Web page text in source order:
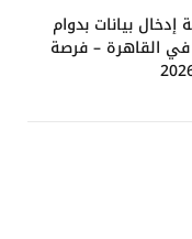
إدخال بيانات بدوام
القاهرة – فرصة